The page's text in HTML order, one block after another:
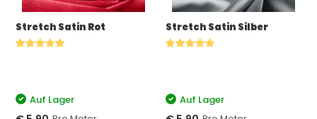
Stretch Satin Rot
Auf Lager
Stretch Satin Silber
Auf Lager